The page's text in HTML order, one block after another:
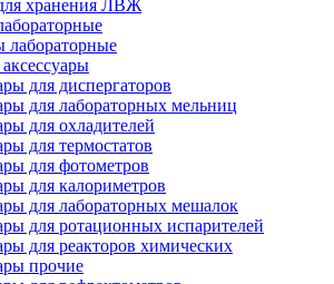
хранения ЛВЖ
лабораторные
для диспергаторов
для лабораторных мельниц
для охладителей
для термостатов
для фотометров
для калориметров
для лабораторных мешалок
для ротационных испарителей
для реакторов химических
прочие